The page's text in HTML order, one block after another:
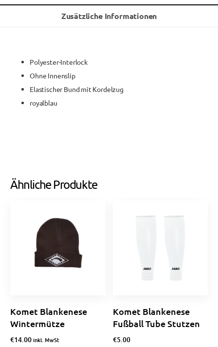
Zusätzliche Informationen
Polyester-Interlock
Ohne Innenslip
Elastischer Bund mit Kordelzug
royalblau
Ähnliche Produkte
Komet Blankenese
Wintermütze
€14.00inkl. MwSt
Komet Blankenese
Fußball Tube Stutzen
€5.00